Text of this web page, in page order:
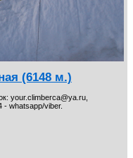
Азии
(6148 м.)
your.climberca@ya.ru,
- whatsapp/viber.